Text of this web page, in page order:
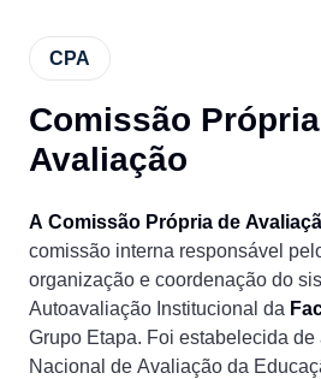
CPA
Comissão
Avaliação
A Comissão Própria de
comissão interna responsável
organização e coordenação do
Autoavaliação Institucional da
Grupo Etapa. Foi estabelecida
Nacional de Avaliação da